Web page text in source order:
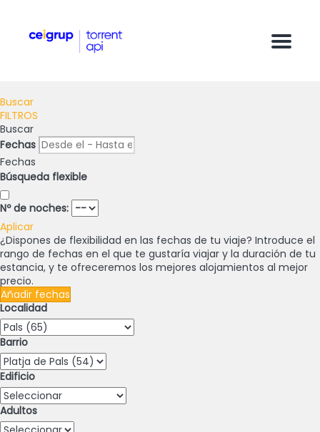
Menu
Buscar
FILTROS
Buscar
Fechas
Fechas
Búsqueda flexible
Nº de noches:
Aplicar
¿Dispones de flexibilidad en las fechas de tu viaje? Introduce el
rango de fechas en el que te gustaría viajar y la duración de tu
estancia, y te ofreceremos los mejores alojamientos al mejor
precio.
Añadir fechas
Localidad
Barrio
Edificio
Adultos